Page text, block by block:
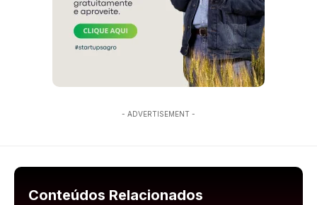
- ADVERTISEMENT -
Conteúdos Relacionados